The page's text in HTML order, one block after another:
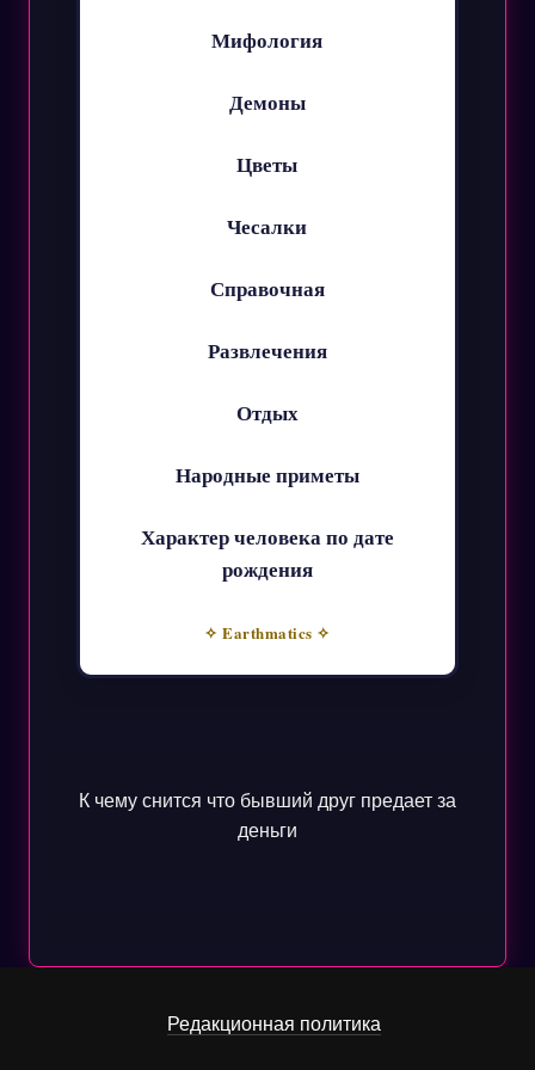
Мифология
Демоны
Цветы
Чесалки
Справочная
Развлечения
Отдых
Народные приметы
Характер человека по дате
рождения
✧ Earthmatics ✧
К чему снится что бывший друг предает за
деньги
Редакционная политика